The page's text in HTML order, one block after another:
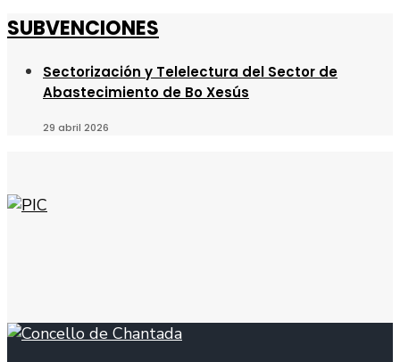
SUBVENCIONES
Sectorización y Telelectura del Sector de
Abastecimiento de Bo Xesús
29 abril 2026